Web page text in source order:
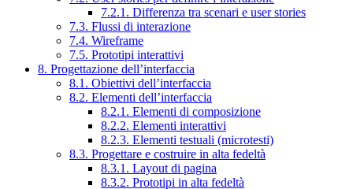
7.2.1. Differenza tra scenari e user stories
7.3. Flussi di interazione
7.4. Wireframe
7.5. Prototipi interattivi
8. Progettazione dell’interfaccia
8.1. Obiettivi dell’interfaccia
8.2. Elementi dell’interfaccia
8.2.1. Elementi di composizione
8.2.2. Elementi interattivi
8.2.3. Elementi testuali (microtesti)
8.3. Progettare e costruire in alta fedeltà
8.3.1. Layout di pagina
8.3.2. Prototipi in alta fedeltà